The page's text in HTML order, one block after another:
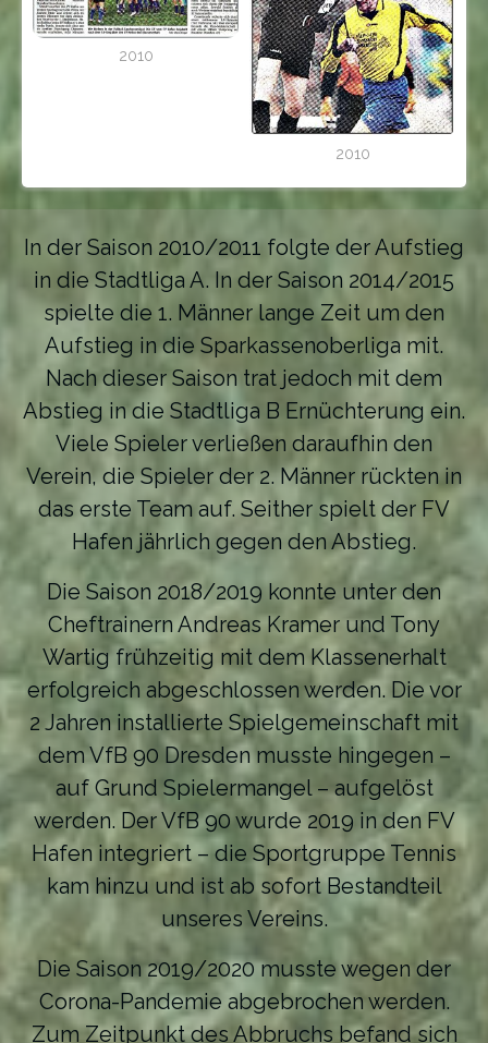
2010
2010
In der Saison 2010/2011 folgte der Aufstieg
in die Stadtliga A. In der Saison 2014/2015
spielte die 1. Männer lange Zeit um den
Aufstieg in die Sparkassenoberliga mit.
Nach dieser Saison trat jedoch mit dem
Abstieg in die Stadtliga B Ernüchterung ein.
Viele Spieler verließen daraufhin den
Verein, die Spieler der 2. Männer rückten in
das erste Team auf. Seither spielt der FV
Hafen jährlich gegen den Abstieg.
Die Saison 2018/2019 konnte unter den
Cheftrainern Andreas Kramer und Tony
Wartig frühzeitig mit dem Klassenerhalt
erfolgreich abgeschlossen werden. Die vor
2 Jahren installierte Spielgemeinschaft mit
dem VfB 90 Dresden musste hingegen –
auf Grund Spielermangel – aufgelöst
werden. Der VfB 90 wurde 2019 in den FV
Hafen integriert – die Sportgruppe Tennis
kam hinzu und ist ab sofort Bestandteil
unseres Vereins.
Die Saison 2019/2020 musste wegen der
Corona-Pandemie abgebrochen werden.
Zum Zeitpunkt des Abbruchs befand sich